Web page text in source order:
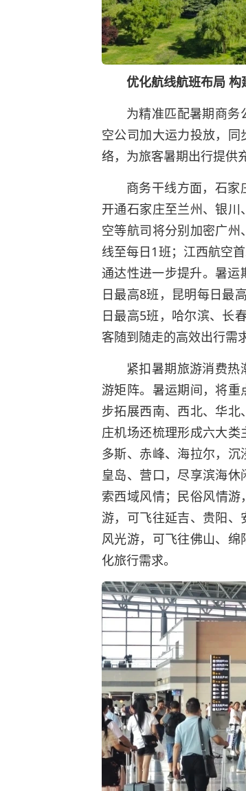
优化航线航班布局
为精准匹配暑期商
空公司加大运力投放，
络，为旅客暑期出行提供
商务干线方面，石
开通石家庄至兰州、银
空等航司将分别加密广
线至每日1班；江西航空
通达性进一步提升。暑
日最高8班，昆明每日最
日最高5班，哈尔滨、长
客随到随走的高效出行需
紧扣暑期旅游消费
游矩阵。暑运期间，将
步拓展西南、西北、华
庄机场还梳理形成六大
多斯、赤峰、海拉尔，
皇岛、营口，尽享滨海
索西域风情；民俗风情
游，可飞往延吉、贵阳
风光游，可飞往佛山、
化旅行需求。